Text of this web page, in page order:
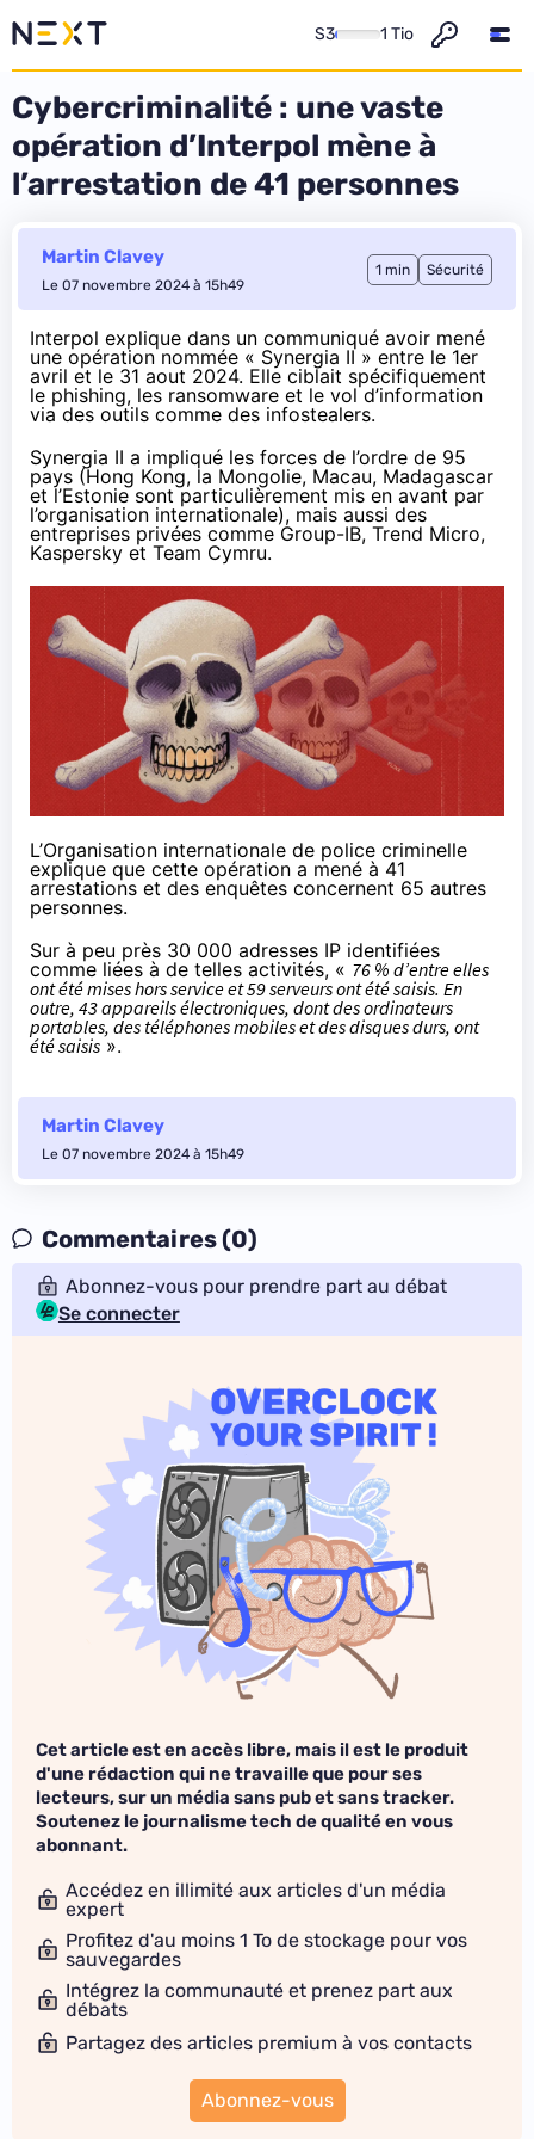
S3 1 Tio
Cybercriminalité : une vaste
opération d’Interpol mène à
l’arrestation de 41 personnes
Martin Clavey
Le 07 novembre 2024 à 15h49
1 min Sécurité
Interpol explique dans un communiqué avoir mené
une opération nommée « Synergia II » entre le 1er
avril et le 31 aout 2024. Elle ciblait spécifiquement
le phishing, les ransomware et le vol d’information
via des outils comme des infostealers.
Synergia II a impliqué les forces de l’ordre de 95
pays (Hong Kong, la Mongolie, Macau, Madagascar
et l’Estonie sont particulièrement mis en avant par
l’organisation internationale), mais aussi des
entreprises privées comme Group-IB, Trend Micro,
Kaspersky et Team Cymru.
L’Organisation internationale de police criminelle
explique que cette opération a mené à 41
arrestations et des enquêtes concernent 65 autres
personnes.
Sur à peu près 30 000 adresses IP identifiées
comme liées à de telles activités, « 76 % d’entre elles
ont été mises hors service et 59 serveurs ont été saisis. En
outre, 43 appareils électroniques, dont des ordinateurs
portables, des téléphones mobiles et des disques durs, ont
été saisis».
Martin Clavey
Le 07 novembre 2024 à 15h49
Commentaires (0)
Abonnez-vous pour prendre part au débat
Se connecter
Cet article est en accès libre, mais il est le produit
d'une rédaction qui ne travaille que pour ses
lecteurs, sur un média sans pub et sans tracker.
Soutenez le journalisme tech de qualité en vous
abonnant.
Accédez en illimité aux articles d'un média
expert
Profitez d'au moins 1 To de stockage pour vos
sauvegardes
Intégrez la communauté et prenez part aux
débats
Partagez des articles premium à vos contacts
Abonnez-vous